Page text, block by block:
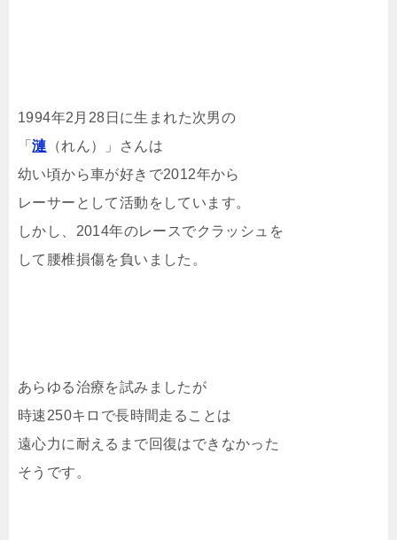
1994年2月28日に生まれた次男の
「漣 （れん）」さんは
幼い頃から車が好きで2012年から
レーサーとして活動をしています。
しかし、2014年のレースでクラッシュを
して腰椎損傷を負いました。
あらゆる治療を試みましたが
時速250キロで長時間走ることは
遠心力に耐えるまで回復はできなかった
そうです。